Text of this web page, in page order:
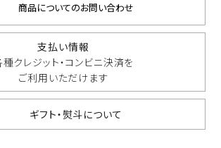
商品についてのお問い合わせ
支払い情報
クレジット・コンビニ決済を
ご利用いただけます
ギフト・熨斗について